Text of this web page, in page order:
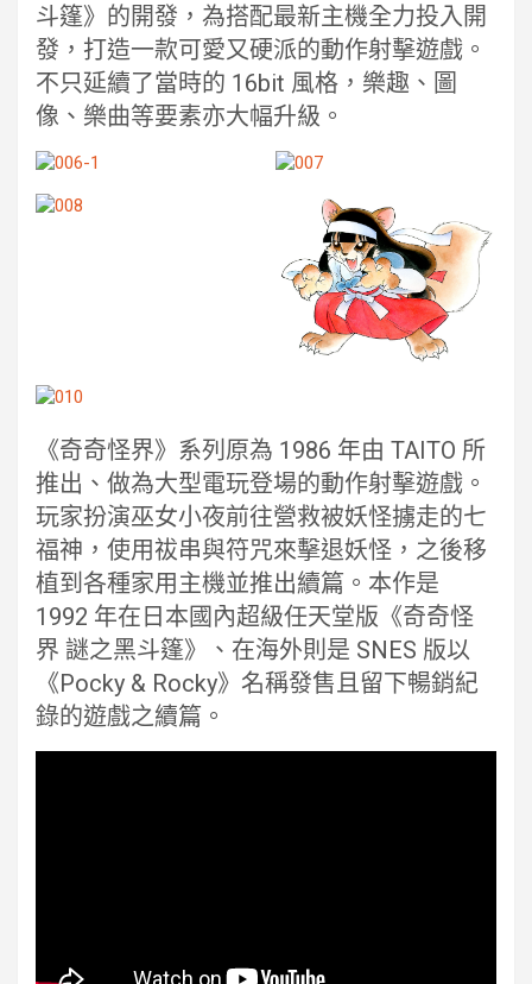
斗篷》的開發，為搭配最新主機全力投入開
發，打造一款可愛又硬派的動作射擊遊戲。
不只延續了當時的 16bit 風格，樂趣、圖
像、樂曲等要素亦大幅升級。
《奇奇怪界》系列原為 1986 年由 TAITO 所
推出、做為大型電玩登場的動作射擊遊戲。
玩家扮演巫女小夜前往營救被妖怪擄走的七
福神，使用祓串與符咒來擊退妖怪，之後移
植到各種家用主機並推出續篇。本作是
1992 年在日本國內超級任天堂版《奇奇怪
界 謎之黑斗篷》、在海外則是 SNES 版以
《Pocky & Rocky》名稱發售且留下暢銷紀
錄的遊戲之續篇。